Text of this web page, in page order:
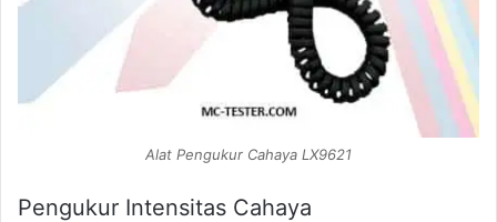
Alat Pengukur Cahaya LX9621
Pengukur Intensitas Cahaya